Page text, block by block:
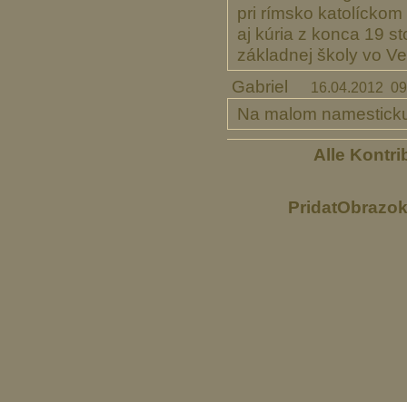
pri rímsko
aj kúria z konca 19
základnej školy vo
Gabriel
16.04.2012
Na malom
Alle